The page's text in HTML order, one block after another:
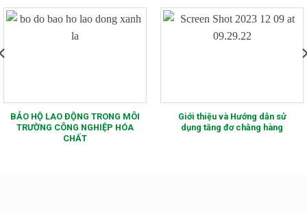
BẢO HỘ LAO ĐỘNG TRONG MÔI
TRƯỜNG CÔNG NGHIỆP HÓA
CHẤT
Giới thiệu và Hướng dẫn sử
dụng tăng đơ chằng hàng